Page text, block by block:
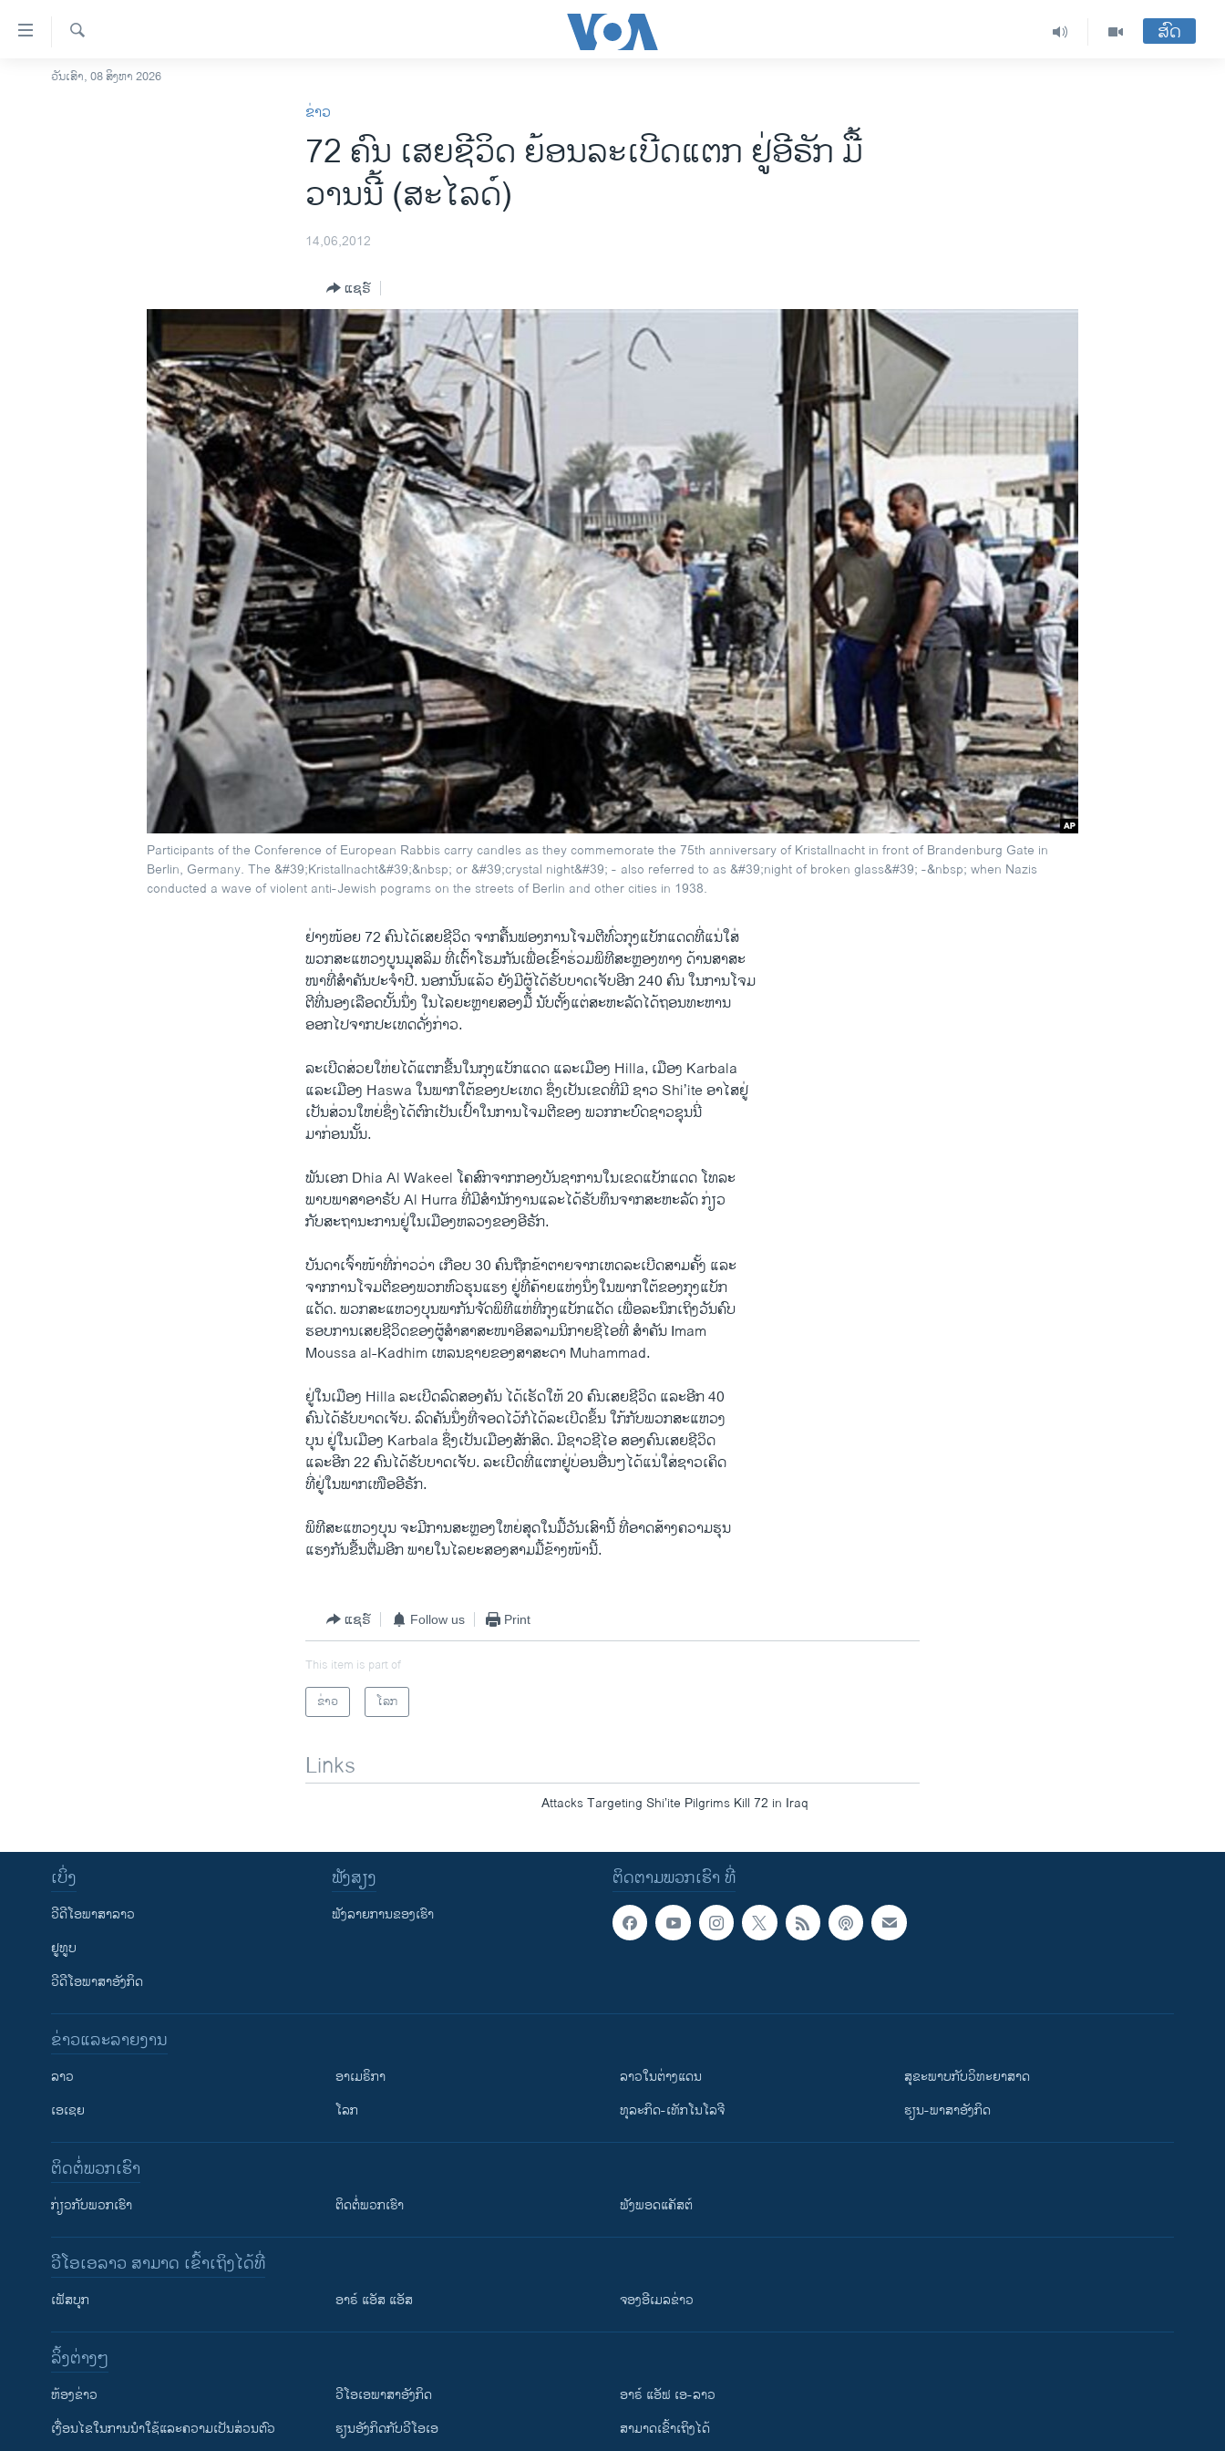
ລິ້ງ
ສຳຫລັບ
ໂຮມເພຈ
ອິດສະຫຼະພາບດ້ານການຂ່າວ
ວິທະຍາສາດ-ເທັກໂນໂລຈີ
ຕິດຕາມພວກເຮົາ ທີ່
ຄົ້ນຫາ
ສົດ
ວັນເສົາ, 08 ສິງຫາ 2026
ຂ່າວ
72 ຄົນ ເສຍຊີວິດ ຍ້ອນລະເບີດແຕກ ຢູ່ອີຣັກ ມື້
ວານນີ້ (ສະໄລດ໌)
14,06,2012
ແຊຣ໌
Participants of the Conference of European Rabbis carry candles as they commemorate the 75th anniversary of Kristallnacht in front of Brandenburg Gate in
Berlin, Germany. The &#39;Kristallnacht&#39;&nbsp; or &#39;crystal night&#39; - also referred to as &#39;night of broken glass&#39; -&nbsp; when Nazis
conducted a wave of violent anti-Jewish pograms on the streets of Berlin and other cities in 1938.
ຢ່າງ​ໜ້ອຍ 72 ຄົນ​ໄດ້​ເສຍ​ຊີວິດ​ ຈາກຄື້ນຟອງການ​ໂຈມ​ຕີທົ່ວ​ກຸງ​ແບັກແດດທີ່​ແນ່ໃສ່
ພວກສະ​ແຫວ​ງບູນມຸສລິ​ມ ທີ່ເຕົ້າ​ໂຮມ​ກັນ​ເພື່ອເຂົ້າຮ່ວມ​ພິທີ​ສະຫຼອງທາງ ດ້ານສາສະ
ໜາ​ທີ່​ສຳຄັນປະ​ຈໍາປີ. ນອກ​ນັ້ນ​ແລ້ວ​ ຍັງ​ມີ​ຜູ້​ໄດ້​ຮັບ​ບາດ​ເຈັບ​ອີກ 240 ຄົນ ​ໃນ​ການ​ໂຈມ
​ຕີ​ທີ່​ນອງ​ເລືອດ​ບັ້ນນຶ່ງ ​ໃນ​ໄລຍະ​ຫຼາຍສອງມື້ ນັບ​ຕັ້ງ​ແຕ່​ສະຫະລັດ​ໄດ້​ຖອນ​ທະຫານ
​ອອກ​ໄປ​ຈາກ​ປະ​ເທດ​ດັ່ງກ່າວ.
ລະ​ເບີດ​ສ່ວຍ​ໃຫ່ຍ​ໄດ້​ແຕກ​ຂື້ນ​ໃນ​ກຸງແບັກແດດ ແລະເມືອງ Hilla, ​ເມືອງ Karbala ​
ແລະ​ເມືອງ Haswa ​ໃນ​ພາກ​ໃຕ້​ຂອງ​ປະ​ເທດ ຊຶ່ງ​ເປັນ​ເຂດ​ທີ່​ມີ​ ​ຊາວ Shi’ite ອາ​ໄສ​ຢູ່​
ເປັນ​ສ່ວນ​ໃຫຍ່ຊຶ່ງ​ໄດ້ຕົກເປັນ​ເປົ້າ​ໃນ​ການ​ໂຈມ​ຕີ​ຂອງ ພວກ​ກະບົດຊາວ​ຊຸນ​ນີ່
ມາ​ກ່ອນ​ນັ້ນ.
ພັນ​ເອກ Dhia Al Wakeel ​ໂຄສົກຈາກ​ກອງບັນຊາ​ການ​ໃນ​ເຂດ​ແບັກ​ແດດ ໂທລະ​
ພາບພາສາ​ອາຣັບ Al Hurra ທີ່ມີ​ສຳນັກງານ​ແລະ​ໄດ້​ຮັບ​ທຶນ​ຈາກສະຫະລັດ ກ່ຽວ
ກັບ​ສະຖານະ​ການ​ຢູ່​ໃນ​ເມືອງ​ຫລວງຂອງ​ອີຣັກ.
ບັນດາ​ເຈົ້າ​ໜ້າ​ທີ່​ກ່າວ​ວ່າ ​ເກືອບ 30 ຄົນ​ຖືກ​ຂ້າ​ຕາຍ​ຈາກເຫດລະ​ເບີດສາມ​ຄັ້ງ ​ແລະ
​ຈາກການ​ໂຈ​ມຕີຂອງ​ພວກ​ຫົວ​ຮຸນ​ແຮງ ຢູ່ທີ່​ຄ້າຍແຫ່ງ​ນຶ່ງໃນ​ພາກ​ໃຕ້​ຂອງ​ກຸງ​ແບັກ
ແດັດ. ພວກ​ສະ​ແຫວ​ງບຸນພາກັນຈັດ​ພິທີແຫ່​ທີ່ກຸງ​ແບັກ​ແດັດ ​ເພື່ອ​ລະ​ນຶກ​ເຖິງ​ວັນ​ຄົບ
ຮອບການ​ເສຍ​ຊີວິດຂອງຜູ້​ສຳ​ສາສະໜາ​ອິສລາມ​ນິກາຍ​ຊີ​ໄອ​ທີ່ ສຳຄັນ Imam
Moussa al-Kadhim ​ເຫລນ​ຊາຍ​ຂອງສາ​ສະ​ດາ Muhammad.
ຢູ່​ໃນ​ເມືອງ Hilla ລະ​ເບີດ​ລົດ​ສອງ​ຄັນ ​ໄດ້​ເຮັດ​ໃຫ້​ 20 ຄົນ​ເສຍ​ຊີວິດ ​ແລະ​ອີກ 40
ຄົນໄດ້ຮັບ​ບາດ​ເຈັ​ບ. ລົດ​ຄັນ​ນຶ່ງ​ທີ່​ຈອດ​ໄວ້ກໍ​ໄດ້ລ​ະເບີດຂຶ້ນ ​ໃກ້​ກັບພວກສະ​ແຫວ​ງ
ບຸນ ຢູ່​ໃນ​ເມືອງ Karbala ຊຶ່ງ​ເປັນ​ເມືອງ​ສັກສິດ. ມີ​ຊາວ​ຊີ​ໄອ ​ສອງ​ຄົນ​ເສຍ​ຊີວິດ
ແລະອີກ 22 ຄົນ​ໄດ້​ຮັບ​ບາດ​ເຈັບ. ລະ​ເບີດ​ທີ່ແຕກຢູ່​ບ່ອນ​ອື່ນໆ​ໄດ້​ແນ່ໃສ່​ຊາວເຄິດ​
ທີ່ຢູ່ໃນພາກເໜືອອີຣັກ.
ພິທີ​ສະ​ແຫວ​ງບຸນ​ ຈະ​ມີ​ການ​ສະຫຼອງ​ໃຫຍ່​ສຸດໃນມື້​ວັນ​ເສົານີ້ ທີ່​ອາດ​ສ້າງ​ຄວາມ​ຮຸນ
ແຮງ​ກັນ​ຂື້ນ​ຕື່ມອີກ ພາຍ​ໃນ​ໄລຍະ​ສອງ​ສາມມື້ຂ້າງ​ໜ້ານີ້.
ແຊຣ໌ Follow us Print
This item is part of
ຂ່າວ
ໂລກ
Links
Attacks Targeting Shi’ite Pilgrims Kill 72 in Iraq
ຕິດຕາມພວກເຮົາ ທີ່
ເບິ່ງ
ວີດີໂອພາສາລາວ
ຢູທູບ
ວີດີໂອພາສາອັງກິດ
ຟັງສຽງ
ຟັງລາຍການຂອງເຮົາ
ຂ່າວແລະລາຍງານ
ລາວ
ເອເຊຍ
ອາເມຣິກາ
ໂລກ
ລາວໃນຕ່າງແດນ
ທຸລະກິດ-ເທັກໂນໂລຈີ
ສຸຂະພາບກັບວິທະຍາສາດ
ຮຽນ-ພາສາອັງກິດ
ຕິດຕໍ່ພວກເຮົາ
ກ່ຽວກັບພວກເຮົາ ຕິດຕໍ່ພວກເຮົາ ຟັງພອດແຄັສຕ໌
ວີໂອເອລາວ ສາມາດ ເຂົ້າເຖິງໄດ້ທີ່
ເຟັສບຸກ ອາຣ໌ ແອັສ ແອັສ ຈອງອີເມລຂ່າວ
​ລິ້ງ​ຕ່າງໆ
​ຫ້ອງ​ຂ່າວ
​ເງື່ອນ​ໄຂ​ໃນ​ການ​ນຳ​ໃຊ້​ແລະຄວາມ​ເປັນ​ສ່​ວນ​ຕົວ
ວີ​ໂອ​ເອ​ພາ​ສາ​ອັງ​ກິດ
​ຮຽນ​ອັງ​ກິດ​ກັບ​ວີ​ໂອ​ເອ
ອາຣ໌ ແອັຟ ເອ-ລາວ
ສາມາດເຂົ້າເຖິງໄດ້